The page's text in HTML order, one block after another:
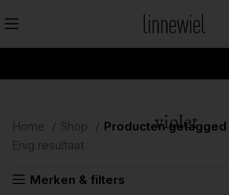
violet
Home Shop
Producten getagged
Enig resultaat
Merken & filters